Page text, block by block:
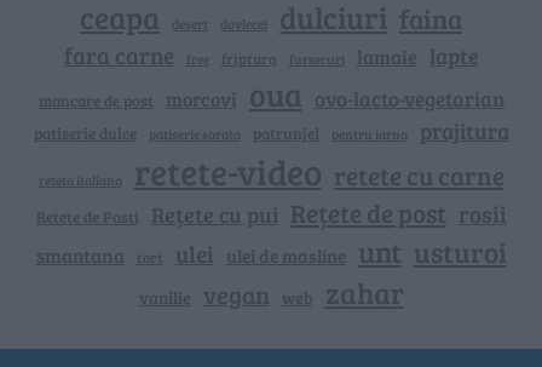
ceapa desert dovlecei dulciuri faina
fara carne free friptura fursecuri lamaie lapte
mancare de post morcovi oua ovo-lacto-vegetarian
patiserie dulce patiserie sarata patrunjel pentru iarna prajitura
reteta italiana retete-video retete cu carne
Retete de Pasti Rețete cu pui Rețete de post rosii
smantana tort ulei ulei de masline unt usturoi
vanilie vegan web zahar